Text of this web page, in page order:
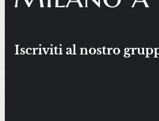
Iscriviti al nostro